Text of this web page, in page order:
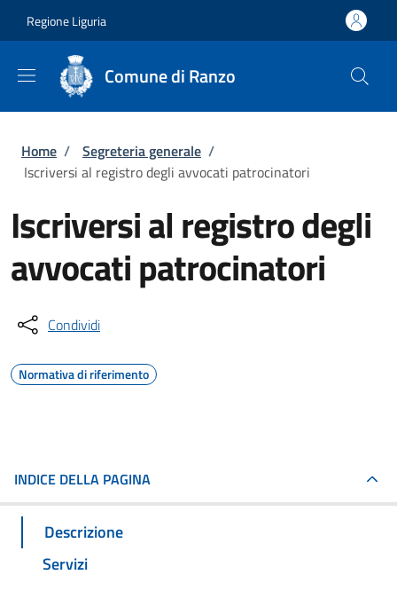
Regione Liguria
Comune di Ranzo
Briciole di pane
Home / Segreteria generale /
Iscriversi al registro degli avvocati patrocinatori
Iscriversi al registro degli
avvocati patrocinatori
Condividi
Normativa di riferimento
INDICE DELLA PAGINA
Descrizione
Servizi